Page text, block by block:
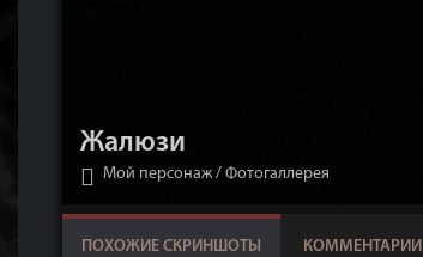
Жалюзи
Мой персонаж / Фотогаллерея
ПОХОЖИЕ СКРИНШОТЫ КОММЕНТАРИИ